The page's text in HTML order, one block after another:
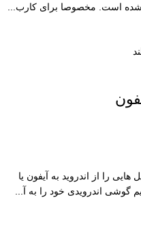
است. مخصوصا برای کارب...
را از اندروید به آیفون یا
گوشی اندرویدی خود را به آ...